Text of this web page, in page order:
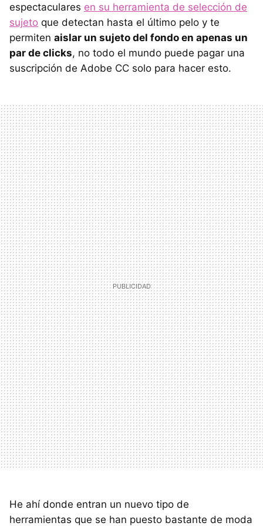
espectaculares en su herramienta de selección de
sujeto que detectan hasta el último pelo y te
permiten aislar un sujeto del fondo en apenas un
par de clicks, no todo el mundo puede pagar una
suscripción de Adobe CC solo para hacer esto.
He ahí donde entran un nuevo tipo de
herramientas que se han puesto bastante de moda